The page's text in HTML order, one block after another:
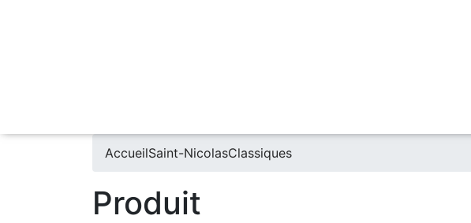
AccueilSaint-NicolasClassiques
Produit